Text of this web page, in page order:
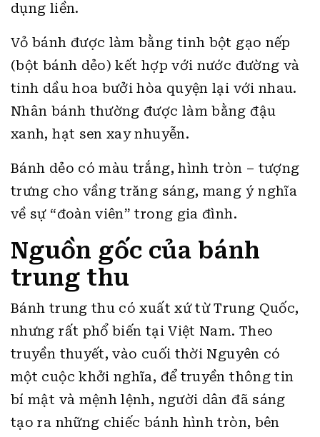
dụng liền.
Vỏ bánh được làm bằng tinh bột gạo nếp
(bột bánh dẻo) kết hợp với nước đường và
tinh dầu hoa bưởi hòa quyện lại với nhau.
Nhân bánh thường được làm bằng đậu
xanh, hạt sen xay nhuyễn.
Bánh dẻo có màu trắng, hình tròn – tượng
trưng cho vầng trăng sáng, mang ý nghĩa
về sự “đoàn viên” trong gia đình.
Nguồn gốc của bánh
trung thu
Bánh trung thu có xuất xứ từ Trung Quốc,
nhưng rất phổ biến tại Việt Nam. Theo
truyền thuyết, vào cuối thời Nguyên có
một cuộc khởi nghĩa, để truyền thông tin
bí mật và mệnh lệnh, người dân đã sáng
tạo ra những chiếc bánh hình tròn, bên